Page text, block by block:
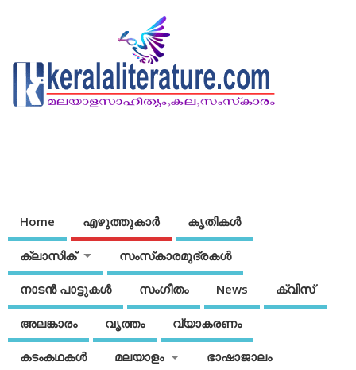
Home എഴുത്തുകാര്‍ കൃതികൾ
ക്ലാസിക് സംസ്‌കാരമുദ്രകള്‍
നാടന്‍ പാട്ടുകള്‍ സംഗീതം News ക്വിസ്
അലങ്കാരം വൃത്തം വ്യാകരണം
കടംകഥകള്‍ മലയാളം ഭാഷാജാലം